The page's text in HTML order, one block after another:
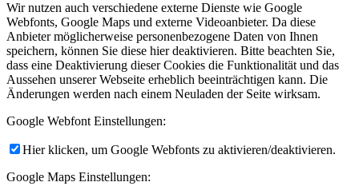
Wir nutzen auch verschiedene externe Dienste wie Google
Webfonts, Google Maps und externe Videoanbieter. Da diese
Anbieter möglicherweise personenbezogene Daten von Ihnen
speichern, können Sie diese hier deaktivieren. Bitte beachten Sie,
dass eine Deaktivierung dieser Cookies die Funktionalität und das
Aussehen unserer Webseite erheblich beeinträchtigen kann. Die
Änderungen werden nach einem Neuladen der Seite wirksam.
Google Webfont Einstellungen:
Hier klicken, um Google Webfonts zu aktivieren/deaktivieren.
Google Maps Einstellungen: